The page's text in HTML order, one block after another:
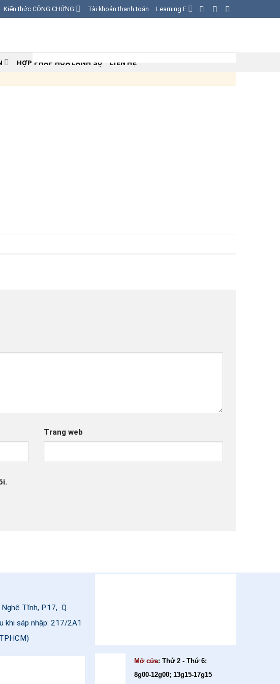
Kiến thức CÔNG CHỨNG Tài khoản thanh toán Learning E
HỢP PHÁP HÓA LÃNH SỰ LIÊN HỆ
Trang web
Tĩnh, P.17, Q.
khi sáp nhập: 217/2A1
Mở cửa: Thứ 2 - Thứ 6:
8g00-12g00; 13g15-17g15